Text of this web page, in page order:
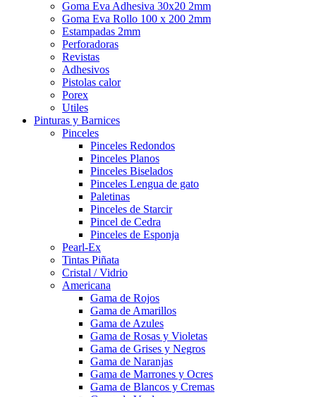
Goma Eva Adhesiva 30x20 2mm
Goma Eva Rollo 100 x 200 2mm
Estampadas 2mm
Perforadoras
Revistas
Adhesivos
Pistolas calor
Porex
Utiles
Pinturas y Barnices
Pinceles
Pinceles Redondos
Pinceles Planos
Pinceles Biselados
Pinceles Lengua de gato
Paletinas
Pinceles de Starcir
Pincel de Cedra
Pinceles de Esponja
Pearl-Ex
Tintas Piñata
Cristal / Vidrio
Americana
Gama de Rojos
Gama de Amarillos
Gama de Azules
Gama de Rosas y Violetas
Gama de Grises y Negros
Gama de Naranjas
Gama de Marrones y Ocres
Gama de Blancos y Cremas